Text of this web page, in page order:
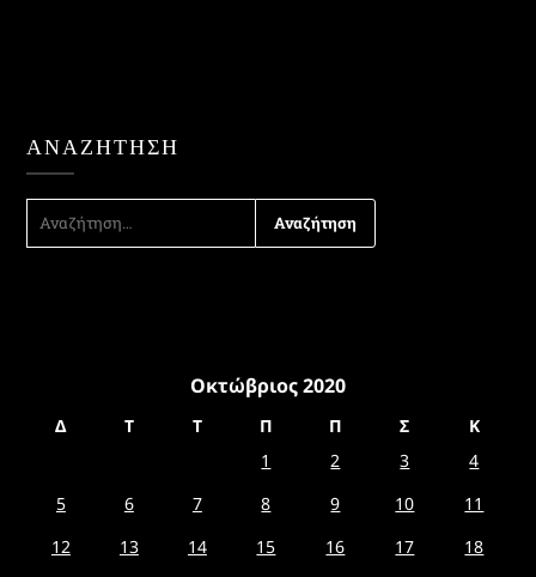
ΑΝΑΖΉΤΗΣΗ
ΑΝΑΖΉΤΗΣΗ
ΓΙΑ:
Οκτώβριος 2020
Δ Τ Τ Π Π Σ
Κ
1
2 3
4
5
6 7 8 9 10
11
12
13 14 15 16 17
18